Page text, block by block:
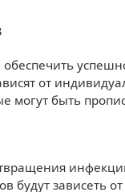
от
могут быть
будут зависеть